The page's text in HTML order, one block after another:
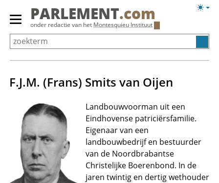
Overslaan
Primair
menu
tonen/verbergen
PARLEMENT.com
onder redactie van het Montesquieu Instituut
F.J.M. (Frans) Smits van Oijen
Landbouwvoorman uit een
Eindhovense patriciërsfamilie.
Eigenaar van een
landbouwbedrijf en bestuurder
van de Noordbrabantse
Christelijke Boerenbond. In de
jaren twintig en dertig wethouder